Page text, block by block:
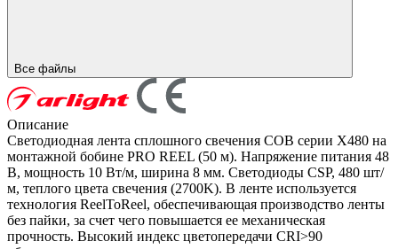
Все файлы
Описание
Светодиодная лента сплошного свечения COB серии X480 на
монтажной бобине PRO REEL (50 м). Напряжение питания 48
В, мощность 10 Вт/м, ширина 8 мм. Светодиоды CSP, 480 шт/
м, теплого цвета свечения (2700K). В ленте используется
технология ReelToReel, обеспечивающая производство ленты
без пайки, за счет чего повышается ее механическая
прочность. Высокий индекс цветопередачи CRI>90